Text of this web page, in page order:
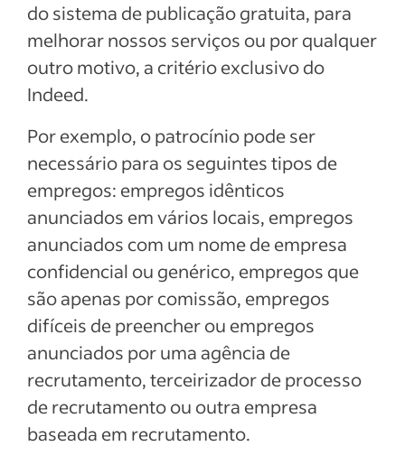
do sistema de publicação gratuita, para
melhorar nossos serviços ou por qualquer
outro motivo, a critério exclusivo do
Indeed.
Por exemplo, o patrocínio pode ser
necessário para os seguintes tipos de
empregos: empregos idênticos
anunciados em vários locais, empregos
anunciados com um nome de empresa
confidencial ou genérico, empregos que
são apenas por comissão, empregos
difíceis de preencher ou empregos
anunciados por uma agência de
recrutamento, terceirizador de processo
de recrutamento ou outra empresa
baseada em recrutamento.